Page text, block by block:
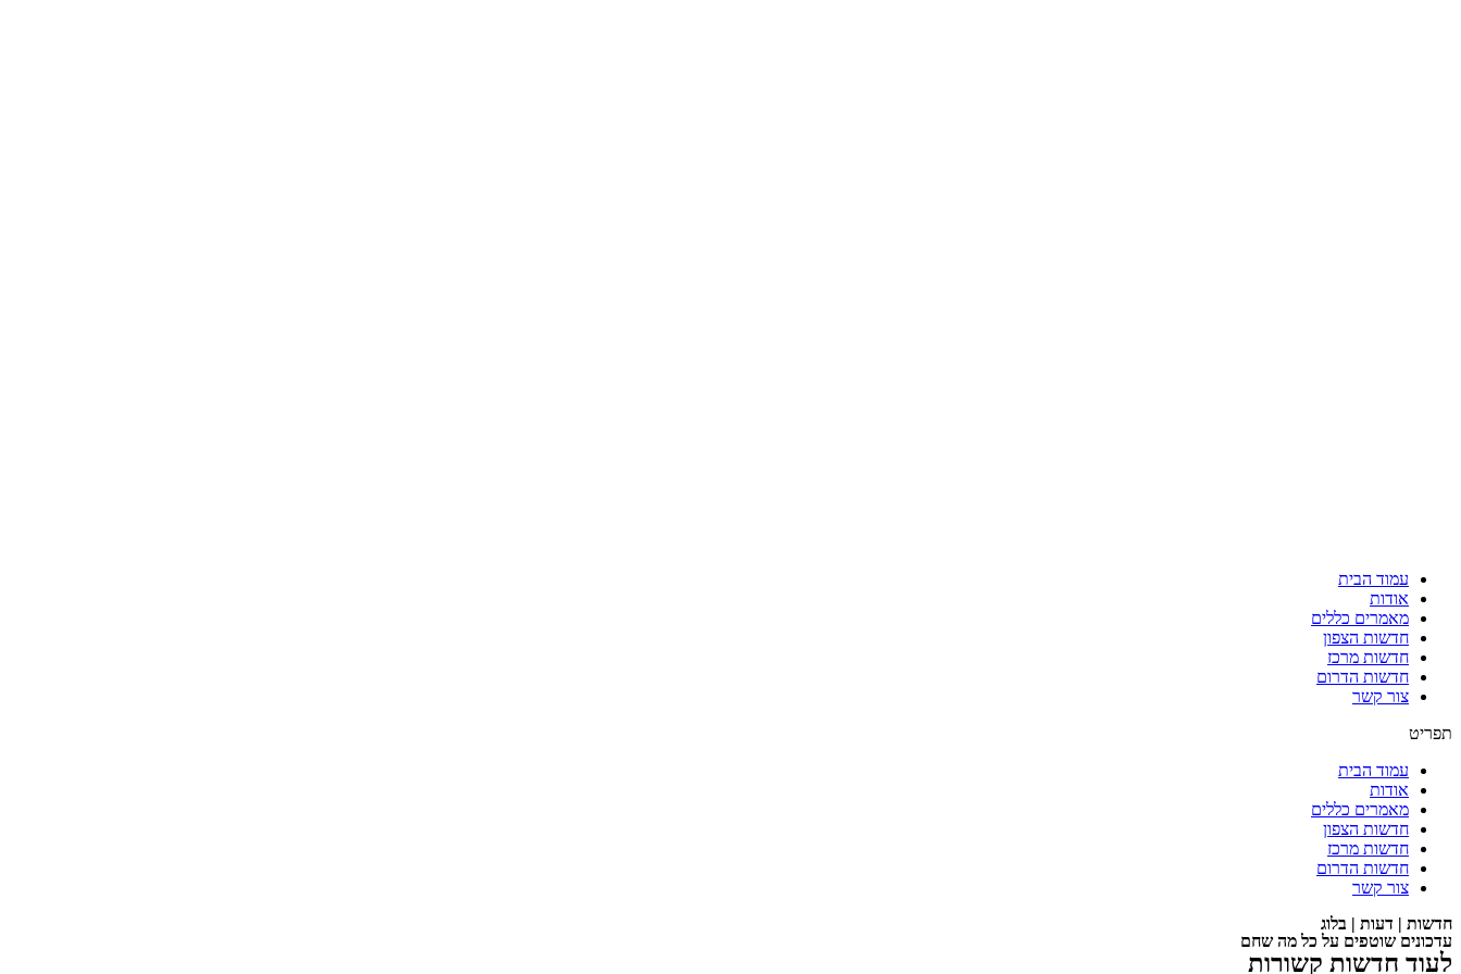
עמוד הבית
אודות
מאמרים כללים
חדשות הצפון
חדשות מרכז
חדשות הדרום
צור קשר
תפריט
עמוד הבית
אודות
מאמרים כללים
חדשות הצפון
חדשות מרכז
חדשות הדרום
צור קשר
חדשות | דעות | בלוג
עדכונים שוטפים על כל מה שחם
לעוד חדשות קשורות